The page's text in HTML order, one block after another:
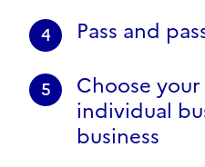
4 Pass and
5
Choose
individual
business